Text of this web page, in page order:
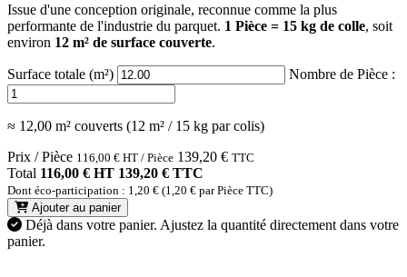
Issue d'une conception originale, reconnue comme la plus
performante de l'industrie du parquet. 1 Pièce = 15 kg de colle, soit
environ 12 m² de surface couverte.
Surface totale (m²) Nombre de Pièce :
≈ 12,00 m² couverts (12 m² / 15 kg par colis)
Prix / Pièce 116,00 € HT / Pièce 139,20 € TTC
Total 116,00 € HT 139,20 € TTC
Dont éco-participation : 1,20 € (1,20 € par Pièce TTC)
Ajouter au panier
Déjà dans votre panier. Ajustez la quantité directement dans votre
panier.